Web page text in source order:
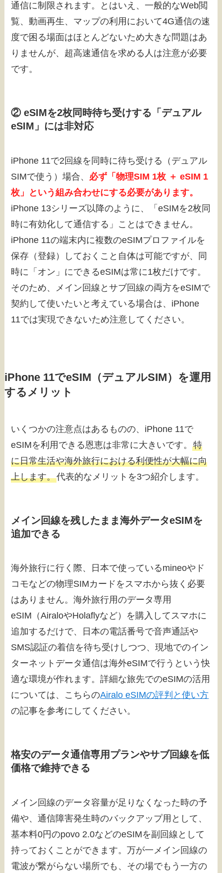
通信に制限されます。とはいえ、一般的なWeb閲
覧、動画再生、マップの利用において4G通信の速
度で困る場面はほとんどないため大きな問題はあ
りませんが、超高速通信を求める人は注意が必要
です。
② eSIMを2枚同時待ち受けする「デュアル
eSIM」には非対応
iPhone 11で2回線を同時に待ち受ける（デュアル
SIMで使う）場合、 必ず「物理SIM 1枚 ＋ eSIM 1
枚」という組み合わせにする必要があります。
iPhone 13シリーズ以降のように、「eSIMを2枚同
時に有効化して通信する」ことはできません。
iPhone 11の端末内に複数のeSIMプロファイルを
保存（登録）しておくこと自体は可能ですが、同
時に「オン」にできるeSIMは常に1枚だけです。
そのため、メイン回線とサブ回線の両方をeSIMで
契約して使いたいと考えている場合は、iPhone
11では実現できないため注意してください。
iPhone 11でeSIM（デュアルSIM）を運用
するメリット
いくつかの注意点はあるものの、iPhone 11で
eSIMを利用できる恩恵は非常に大きいです。特
に日常生活や海外旅行における利便性が大幅に向
上します。代表的なメリットを3つ紹介します。
メイン回線を残したまま海外データeSIMを
追加できる
海外旅行に行く際、日本で使っているmineoやド
コモなどの物理SIMカードをスマホから抜く必要
はありません。海外旅行用のデータ専用
eSIM（AiraloやHolaflyなど）を購入してスマホに
追加するだけで、日本の電話番号で音声通話や
SMS認証の着信を待ち受けしつつ、現地でのイン
ターネットデータ通信は海外eSIMで行うという快
適な環境が作れます。詳細な旅先でのeSIMの活用
については、こちらのAiralo eSIMの評判と使い方
の記事を参考にしてください。
格安のデータ通信専用プランやサブ回線を低
価格で維持できる
メイン回線のデータ容量が足りなくなった時の予
備や、通信障害発生時のバックアップ用として、
基本料0円のpovo 2.0などのeSIMを副回線として
持っておくことができます。万が一メイン回線の
電波が繋がらない場所でも、その場でもう一方の